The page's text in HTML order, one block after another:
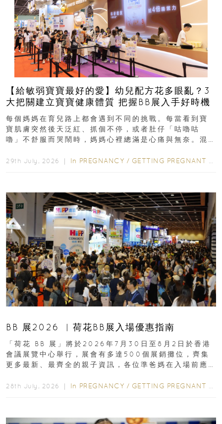
【給敏弱寶寶最好的愛】幼兒配方花多眼亂？3
大把關建立寶寶健康體質 把握BB展入手好時機
每個媽媽在育兒路上都會遇到不同的挑戰。每當看到寶
寶肌膚突然後天泛紅、抓個不停，或者肚仔「咕嚕咕
嚕」不舒服而哭鬧時，媽媽心裡總滿是心痛與無奈。混
29th July, 2026 ｜ In PREGNANCY / GETTING PREGNANT
BB 展2026 ︳荷花BB展入場優惠指南
「荷花 BB 展」將於2026年7月30日至8月2日於香港
會議展覽中心舉行，展會有多達500個展銷攤位，齊集
更多最新、最齊全的親子資訊，各位準爸媽在入場前應
28th July, 2026 ｜ In PREGNANCY / GETTING PREGNANT